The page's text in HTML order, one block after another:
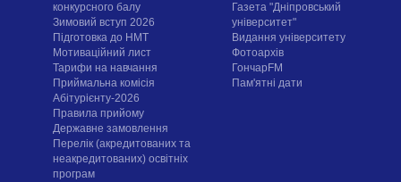
конкурсного балу
Зимовий вступ 2026
Підготовка до НМТ
Мотиваційний лист
Тарифи на навчання
Приймальна комісія
Абітурієнту-2026
Правила прийому
Державне замовлення
Перелік (акредитованих та
неакредитованих) освітніх
програм
Газета "Дніпровський
університет"
Видання університету
Фотоархів
ГончарFM
Пам'ятні дати